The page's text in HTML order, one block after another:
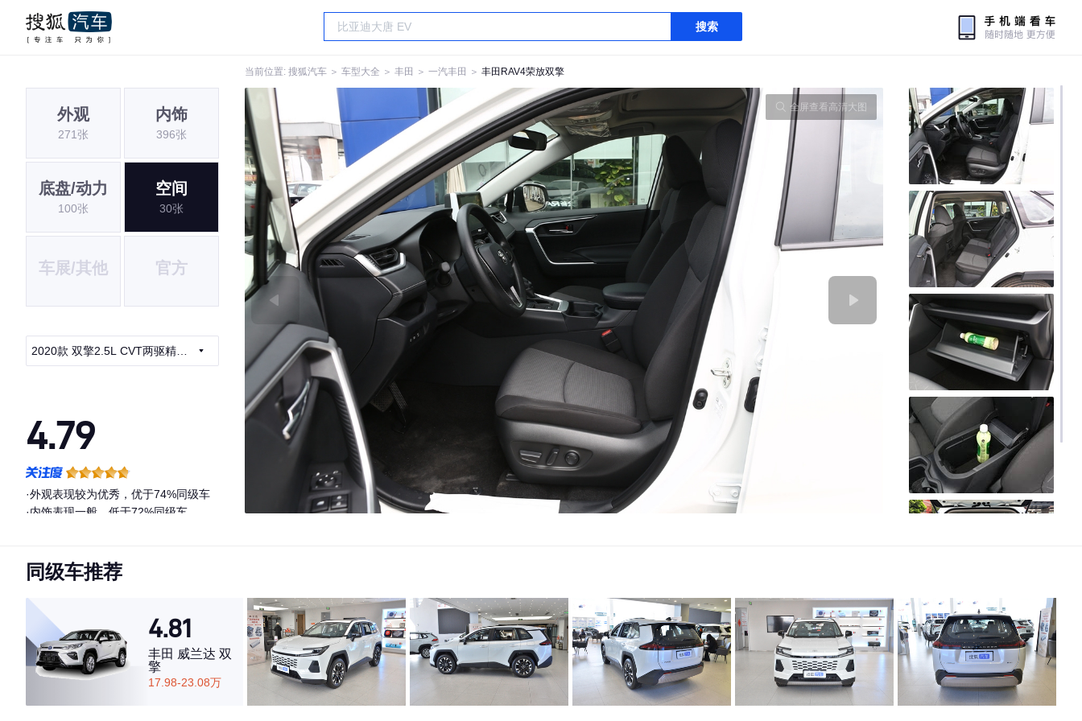
搜索
当前位置: 搜狐汽车 ＞ 车型大全 ＞ 丰田 ＞ 一汽丰田 ＞ 丰田RAV4荣放双擎
外观
271张
内饰
396张
底盘/动力
100张
空间
30张
车展/其他 官方
2020款 双擎2.5L CVT两驱精英
4.79
·外观表现较为优秀，优于74%同级车
·内饰表现一般，低于72%同级车
全屏查看高清大图
同级车推荐
4.81
丰田 威兰达 双
擎
17.98-23.08万